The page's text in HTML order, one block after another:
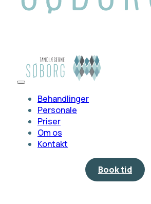
Behandlinger
Personale
Priser
Om os
Kontakt
Book tid